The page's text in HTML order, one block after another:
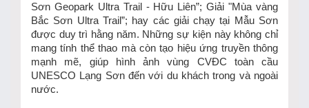
Sơn Geopark Ultra Trail - Hữu Liên”; Giải "Mùa vàng
Bắc Sơn Ultra Trail”; hay các giải chạy tại Mẫu Sơn
được duy trì hằng năm. Những sự kiện này không chỉ
mang tính thể thao mà còn tạo hiệu ứng truyền thông
mạnh mẽ, giúp hình ảnh vùng CVĐC toàn cầu
UNESCO Lạng Sơn đến với du khách trong và ngoài
nước.